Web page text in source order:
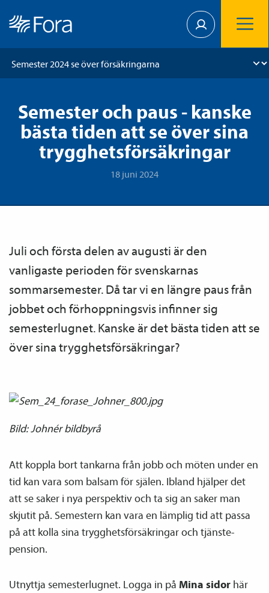
Semester och paus - kanske
bästa tiden att se över sina
trygghetsförsäkringar
18 juni 2024
Juli och första delen av augusti är den
vanligaste perioden för svenskarnas
sommarsemester. Då tar vi en längre paus från
jobbet och förhoppningsvis infinner sig
semesterlugnet. Kanske är det bästa tiden att se
över sina trygghets­försäkringar?
Bild: Johnér bildbyrå
Att koppla bort tankarna från jobb och möten under en
tid kan vara som balsam för själen. Ibland hjälper det
att se saker i nya perspektiv och ta sig an saker man
skjutit på. Semestern kan vara en lämplig tid att passa
på att kolla sina trygghets­försäkringar och tjänste­
pension.
Utnyttja semesterlugnet. Logga in på Mina sidor här